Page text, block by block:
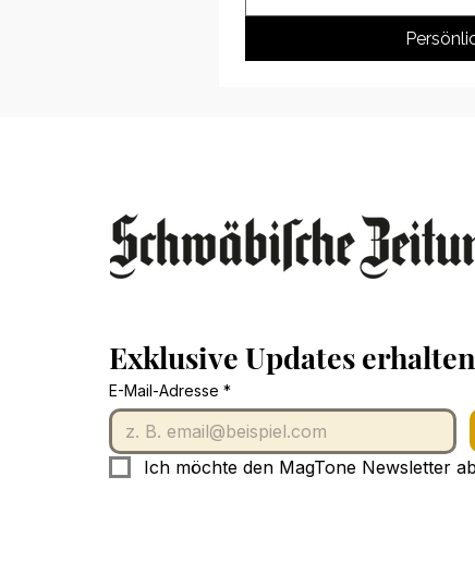
Exklusive Updates erhalten
E-Mail-Adresse *
Ich möchte den MagTone Newsletter